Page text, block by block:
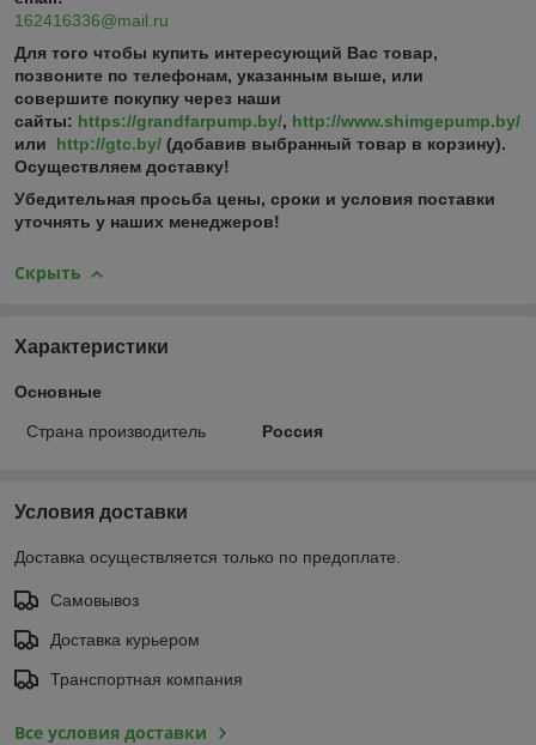
162416336@mail.ru
Для того чтобы купить интересующий Вас товар,
позвоните по телефонам, указанным выше, или
совершите покупку через наши
сайты: https://grandfarpump.by/, http://www.shimgepump.by/
или http://gtc.by/ (добавив выбранный товар в корзину).
Осуществляем доставку!
Убедительная просьба цены, сроки и условия поставки
уточнять у наших менеджеров!
Скрыть
Характеристики
Основные
Страна производитель Россия
Условия доставки
Доставка осуществляется только по предоплате.
Самовывоз
Доставка курьером
Транспортная компания
Все условия доставки